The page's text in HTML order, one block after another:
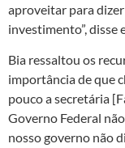
aproveitar para dizer
investimento”, disse
Bia ressaltou os
importância de que
pouco a secretária
Governo Federal
nosso governo não